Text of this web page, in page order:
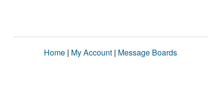
Home | My Account | Message Boards